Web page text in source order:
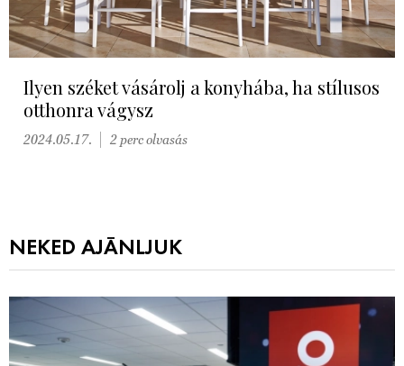
Ilyen széket vásárolj a konyhába, ha stílusos
otthonra vágysz
2024.05.17. 2 perc olvasás
NEKED AJÁNLJUK